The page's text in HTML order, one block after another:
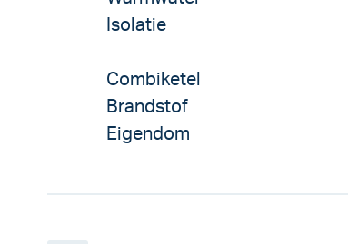
Isolatie
Combiketel
Brandstof
Eigendom